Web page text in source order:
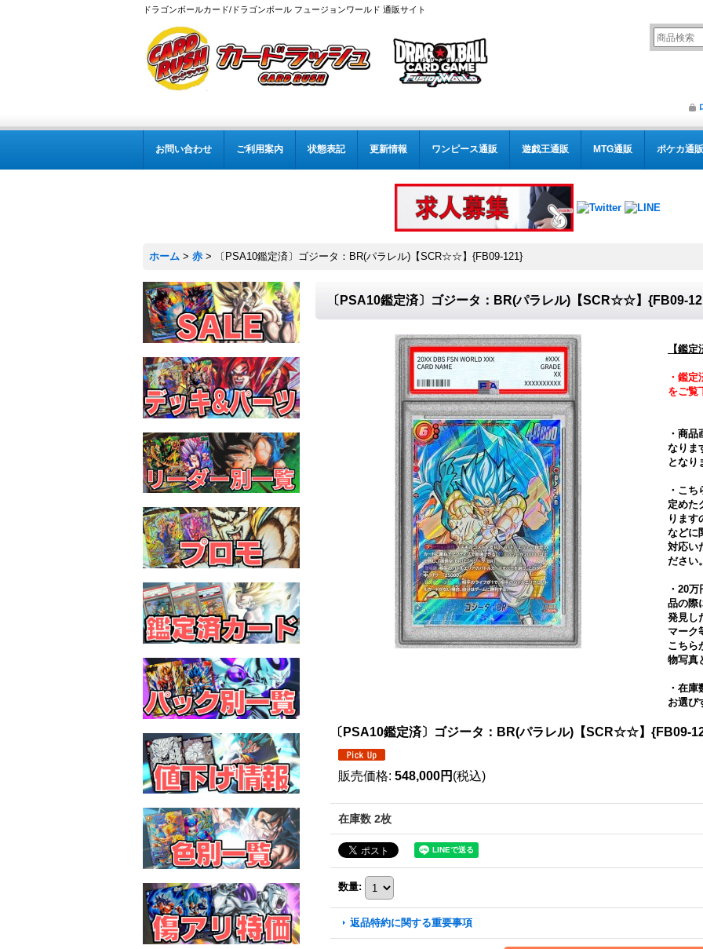
ドラゴンボールカード/ドラゴンボール フュージョンワールド 通販サイト
お問い合わせ ご利用案内 状態表記 更新情報 ワンピース通販 遊戯王通販 MTG通販 ポケカ通販
ホーム > 赤 > 〔PSA10鑑定済〕ゴジータ：BR(パラレル)【SCR☆☆】{FB09-121}
〔PSA10鑑定済〕ゴジータ：BR(パラレル)【SCR☆☆】{FB09-
【鑑
・鑑
をご覧
・商
なりま
となり
・こ
定めた
ります
などに
対応い
ださい
・20
品の際
発見し
マーク
こちら
物写真
・在
お選び
〔PSA10鑑定済〕ゴジータ：BR(パラレル)【SCR☆☆】{FB09-
販売価格: 548,000円 (税込)
在庫数 2枚
数量:
返品特約に関する重要事項